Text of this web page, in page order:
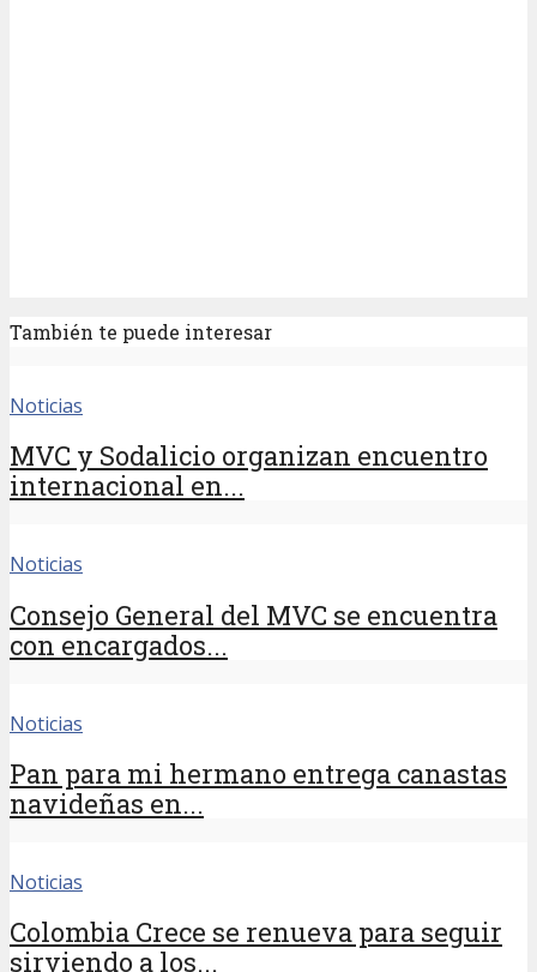
También te puede interesar
Noticias
MVC y Sodalicio organizan encuentro
internacional en...
Noticias
Consejo General del MVC se encuentra
con encargados...
Noticias
Pan para mi hermano entrega canastas
navideñas en...
Noticias
Colombia Crece se renueva para seguir
sirviendo a los...